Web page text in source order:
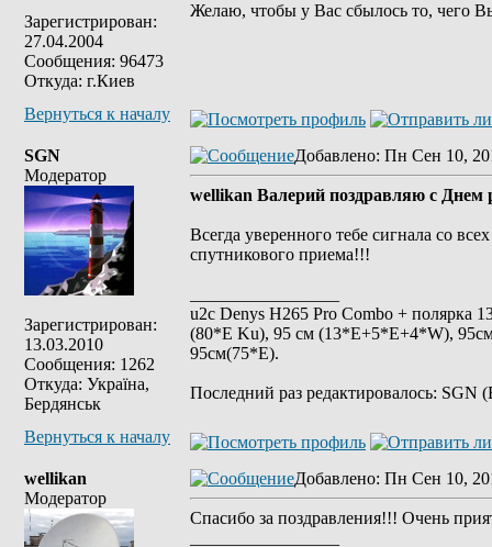
Зарегистрирован:
27.04.2004
Сообщения: 96473
Откуда: г.Киев
Желаю, чтобы у Вас сбылось то, чего
Вернуться к началу
SGN
Модератор
Зарегистрирован:
13.03.2010
Сообщения: 1262
Откуда: Україна,
Бердянськ
Добавлено: Пн Сен 10,
wellikan Валерий поздравляю с Днем
Всегда уверенного тебе сигнала со
спутникового приема!!!
u2c Denys H265 Pro Combo + полярка
(80*E Ku), 95 см (13*E+5*E+4*W),
95см(75*Е).
Последний раз редактировалось: SGN
Вернуться к началу
wellikan
Модератор
Добавлено: Пн Сен 10,
Спасибо за поздравления!!! Очень